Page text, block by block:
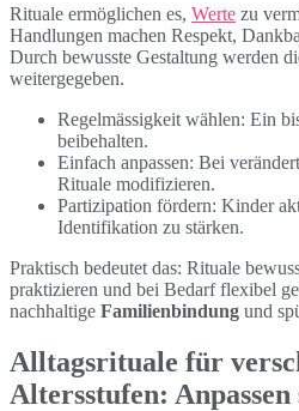
Rituale ermöglichen es, Werte zu
Handlungen machen Respekt,
Durch bewusste Gestaltung werden
weitergegeben.
Regelmässigkeit wählen: Ein
beibehalten.
Einfach anpassen: Bei
Rituale modifizieren.
Partizipation fördern: Kinder
Identifikation zu stärken.
Praktisch bedeutet das: Rituale
praktizieren und bei Bedarf flexibel
nachhaltige Familienbindung und
Alltagsrituale für
Altersstufen: